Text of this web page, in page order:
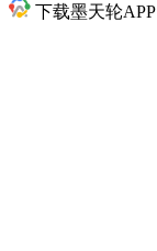
下载墨天轮APP